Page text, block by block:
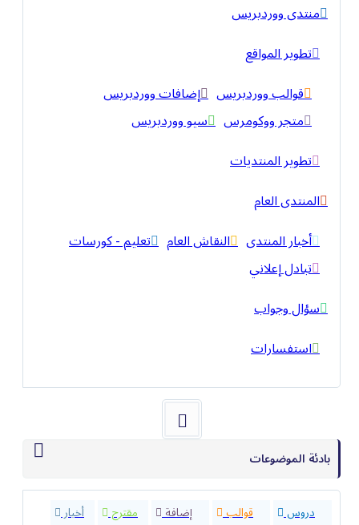
منتدى ووردبريس
تطوير المواقع
قوالب ووردبريس إضافات ووردبريس
متجر ووكومرس سيو ووردبريس
تطوير المنتديات
المنتدى العام
أخبار المنتدى النقاش العام تعليم - كورسات
تبادل إعلاني
سؤال وجواب
استفسارات
بادئة الموضوعات
دروس قوالب إضافة مقترح
أخبار